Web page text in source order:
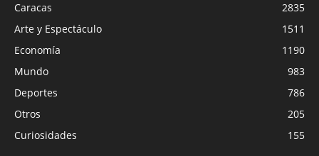
Caracas
2835
Arte y Espectáculo
1511
Economía
1190
Mundo
983
Deportes
786
Otros
205
Curiosidades
155